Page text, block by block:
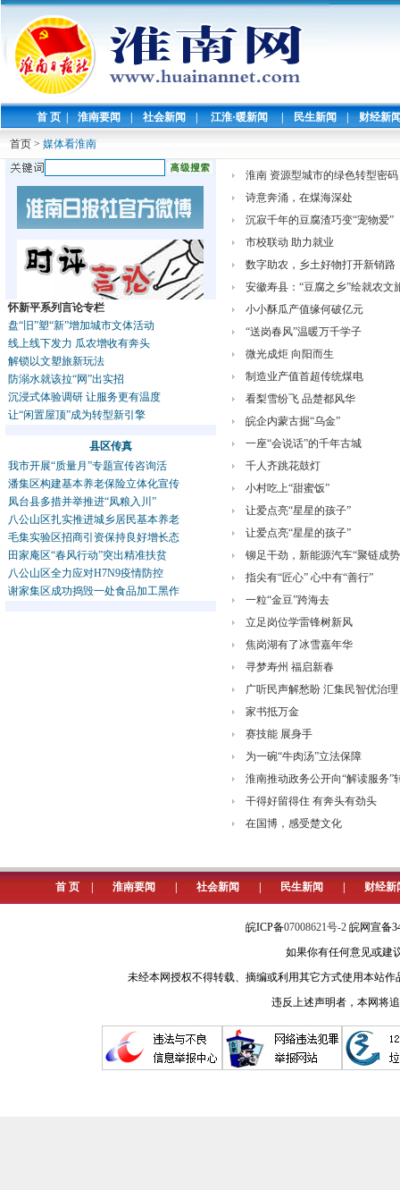
首 页 | 淮南要闻 | 社会新闻 | 江淮·暖新闻 | 民生新闻 | 财经新
首页 > 媒体看淮南
怀新平系列言论专栏
盘“旧”塑“新”增加城市文体活动
线上线下发力 瓜农增收有奔头
解锁以文塑旅新玩法
防溺水就该拉“网”出实招
沉浸式体验调研 让服务更有温度
让“闲置屋顶”成为转型新引擎
县区传真
我市开展“质量月”专题宣传咨询活
潘集区构建基本养老保险立体化宣传
凤台县多措并举推进“凤粮入川”
八公山区扎实推进城乡居民基本养老
毛集实验区招商引资保持良好增长态
田家庵区“春风行动”突出精准扶贫
八公山区全力应对H7N9疫情防控
谢家集区成功捣毁一处食品加工黑作
淮南 资源型城市的绿色转型密码
诗意奔涌，在煤海深处
沉寂千年的豆腐渣巧变“宠物爱”
市校联动 助力就业
数字助农，乡土好物打开新销路
安徽寿县：“豆腐之乡”绘就农文
小小酥瓜产值缘何破亿元
“送岗春风”温暖万千学子
微光成炬 向阳而生
制造业产值首超传统煤电
看梨雪纷飞 品楚都风华
皖企内蒙古掘“乌金”
一座“会说话”的千年古城
千人齐跳花鼓灯
小村吃上“甜蜜饭”
让爱点亮“星星的孩子”
让爱点亮“星星的孩子”
铆足干劲，新能源汽车“聚链成
指尖有“匠心” 心中有“善行”
一粒“金豆”跨海去
立足岗位学雷锋树新风
焦岗湖有了冰雪嘉年华
寻梦寿州 福启新春
广听民声解愁盼 汇集民智优治理
家书抵万金
赛技能 展身手
为一碗“牛肉汤”立法保障
淮南推动政务公开向“解读服务”
干得好留得住 有奔头有劲头
在国博，感受楚文化
首 页 淮南要闻 社会新闻 民生新闻 财经新
皖ICP备07008621号-2 皖网宣备
如果你有任何意见或建
未经本网授权不得转载、摘编或利用其它方式使用本站
违反上述声明者，本网将